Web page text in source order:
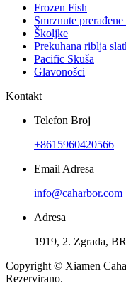
Frozen Fish
Smrznute
Školjke
Prekuhana riblja
Pacific Skuša
Glavonošci
Kontakt
Telefon Broj
+8615960420566
Email Adresa
info@caharbor.com
Adresa
1919, 2. Zgrada,
Copyright © Xiamen
Rezervirano.